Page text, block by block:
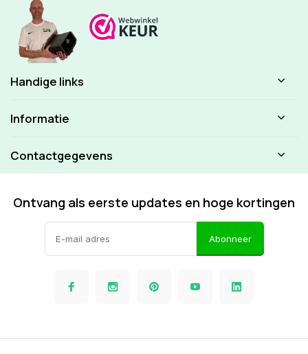
Handige links
Informatie
Contactgegevens
Ontvang als eerste updates en hoge kortingen
Abonneer